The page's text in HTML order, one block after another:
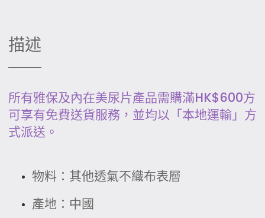
描述
所有雅保及內在美尿片產品需購滿HK$600方
可享有免費送貨服務，並均以「本地運輸」方
式派送。
物料：其他透氣不織布表層
產地：中國